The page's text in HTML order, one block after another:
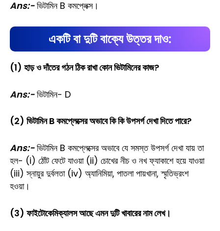
Ans:-ভিটামিন B কমপ্লেক্স।
একটি বা দুটি বাক্যে উত্তর দাও:
(1) হাড় ও দাঁতের গঠন ঠিক রাখা কোন ভিটামিনের কাজ?
Ans:-ভিটামিন- D
(2) ভিটামিন B কমপ্লেক্সের অভাবে কি কি উপসর্গ দেখা দিতে পারে?
Ans:-ভিটামিন B কমপ্লেক্সের অভাবে যে সমস্ত উপসর্গ দেখা যায় তা
হল- (i) ঠোঁট ফেটে যাওয়া (ii) চোখের নীচ ও নখ ফ্যাকাশে হয়ে যাওয়া
(iii) স্নায়ুর দুর্বলতা (iv) অ্যানিমিয়া, পাতলা পায়খানা, স্মৃতিভ্রংশ
হওয়া।
(3) ফাইটোকেমিক্যালস আছে এমন দুটি খাবারের নাম লেখ।